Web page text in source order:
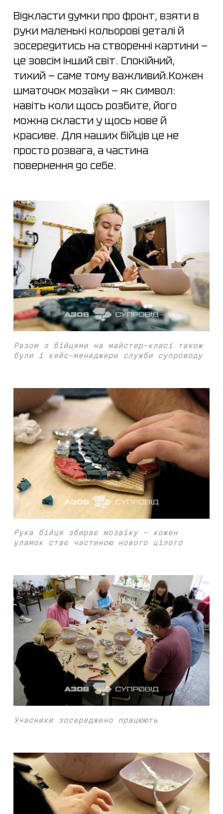
Відкласти думки про фронт, взяти в
руки маленькі кольорові деталі й
зосередитись на створенні картини —
це зовсім інший світ. Спокійний,
тихий — саме тому важливий.Кожен
шматочок мозаїки — як символ:
навіть коли щось розбите, його
можна скласти у щось нове й
красиве. Для наших бійців це не
просто розвага, а частина
повернення до себе.
Разом з бійцями на майстер-класі також
були і кейс-менеджери служби супроводу
Рука бійця збирає мозаїку — кожен
уламок стає частиною нового цілого
Учасники зосереджено працюють